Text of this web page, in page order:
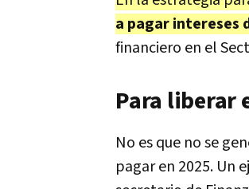
a pagar intereses
financiero en el
Para liberar
No es que no se
pagar en 2025. Un